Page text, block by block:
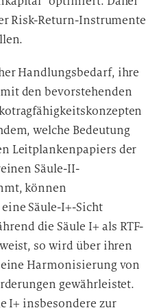
Risk-Return-Instrumente
Handlungsbedarf, ihre
den bevorstehenden
welche Bedeutung
Leitplankenpapiers der
Säule-II-
können
Säule-I+-Sicht
die Säule I+ als RTF-
so wird über ihren
Harmonisierung von
gewährleistet.
I+ insbesondere zur